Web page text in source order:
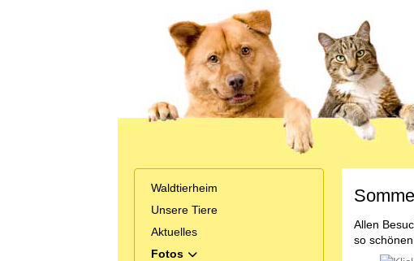
Waldtierheim
Unsere Tiere
Aktuelles
Fotos
MOD_MENU_TOGGLE_SUBMENU_LABEL
Allen
so